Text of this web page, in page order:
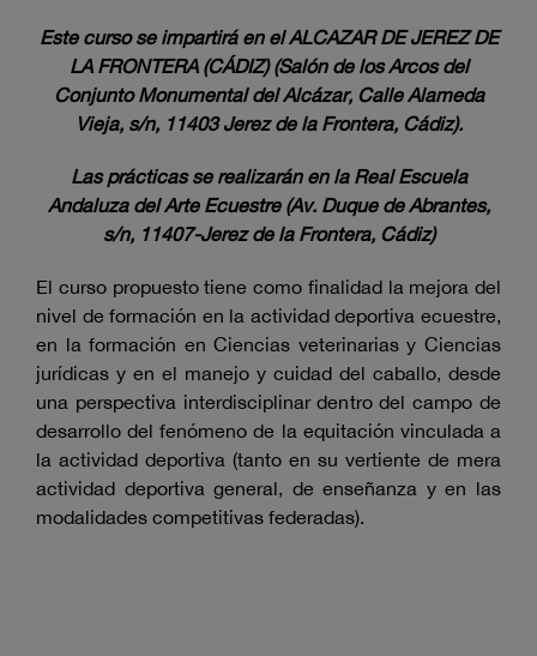
Este curso se impartirá en elALCAZAR DE JEREZ DE
LA FRONTERA (CÁDIZ) (Salón de los Arcos del
Conjunto Monumental del Alcázar, Calle Alameda
Vieja, s/n, 11403 Jerez de la Frontera, Cádiz).
Las prácticas se realizarán en la Real Escuela
Andaluza del Arte Ecuestre (Av. Duque de Abrantes,
s/n, 11407-Jerez de la Frontera, Cádiz)
El curso propuesto tiene como finalidad la mejora del
nivel de formación en la actividad deportiva ecuestre,
en la formación en Ciencias veterinarias y Ciencias
jurídicas y en el manejo y cuidad del caballo, desde
una perspectiva interdisciplinar dentro del campo de
desarrollo del fenómeno de la equitación vinculada a
la actividad deportiva (tanto en su vertiente de mera
actividad deportiva general, de enseñanza y en las
modalidades competitivas federadas).